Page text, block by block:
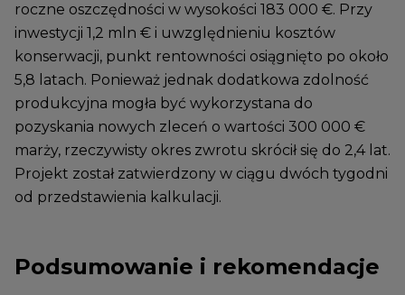
roczne oszczędności w wysokości 183 000 €. Przy
inwestycji 1,2 mln € i uwzględnieniu kosztów
konserwacji, punkt rentowności osiągnięto po około
5,8 latach. Ponieważ jednak dodatkowa zdolność
produkcyjna mogła być wykorzystana do
pozyskania nowych zleceń o wartości 300 000 €
marży, rzeczywisty okres zwrotu skrócił się do 2,4 lat.
Projekt został zatwierdzony w ciągu dwóch tygodni
od przedstawienia kalkulacji.
Podsumowanie i rekomendacje